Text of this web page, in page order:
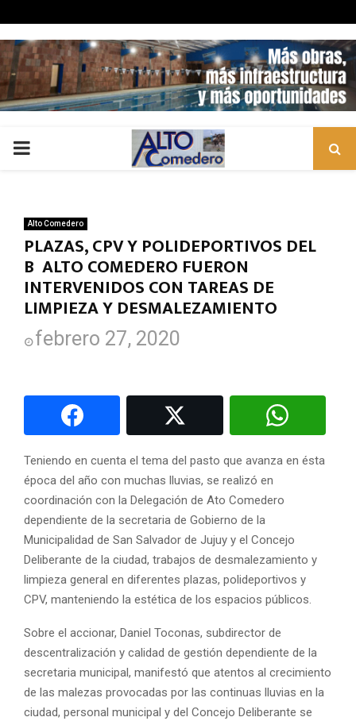
PRIMARY
Alto Comedero
PLAZAS, CPV Y POLIDEPORTIVOS DEL
Bº ALTO COMEDERO FUERON
INTERVENIDOS CON TAREAS DE
LIMPIEZA Y DESMALEZAMIENTO
febrero 27, 2020
Teniendo en cuenta el tema del pasto que avanza en ésta
época del año con muchas lluvias, se realizó en
coordinación con la Delegación de Ato Comedero
dependiente de la secretaria de Gobierno de la
Municipalidad de San Salvador de Jujuy y el Concejo
Deliberante de la ciudad, trabajos de desmalezamiento y
limpieza general en diferentes plazas, polideportivos y
CPV, manteniendo la estética de los espacios públicos.
Sobre el accionar, Daniel Toconas, subdirector de
descentralización y calidad de gestión dependiente de la
secretaria municipal, manifestó que atentos al crecimiento
de las malezas provocadas por las continuas lluvias en la
ciudad, personal municipal y del Concejo Deliberante se